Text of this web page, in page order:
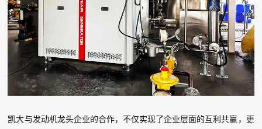
凯大与发动机龙头企业的合作，不仅实现了企业层面的互利共赢，更